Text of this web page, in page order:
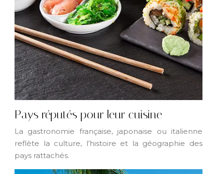
Pays réputés pour leur cuisine
La gastronomie française, japonaise ou italienne
reflète la culture, l’histoire et la géographie des
pays rattachés.